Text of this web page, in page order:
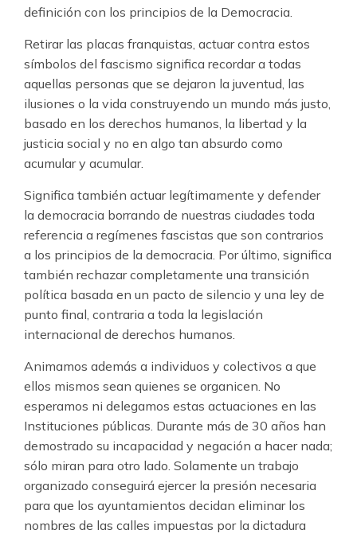
definición con los principios de la Democracia.
Retirar las placas franquistas, actuar contra estos
símbolos del fascismo significa recordar a todas
aquellas personas que se dejaron la juventud, las
ilusiones o la vida construyendo un mundo más justo,
basado en los derechos humanos, la libertad y la
justicia social y no en algo tan absurdo como
acumular y acumular.
Significa también actuar legítimamente y defender
la democracia borrando de nuestras ciudades toda
referencia a regímenes fascistas que son contrarios
a los principios de la democracia. Por último, significa
también rechazar completamente una transición
política basada en un pacto de silencio y una ley de
punto final, contraria a toda la legislación
internacional de derechos humanos.
Animamos además a individuos y colectivos a que
ellos mismos sean quienes se organicen. No
esperamos ni delegamos estas actuaciones en las
Instituciones públicas. Durante más de 30 años han
demostrado su incapacidad y negación a hacer nada;
sólo miran para otro lado. Solamente un trabajo
organizado conseguirá ejercer la presión necesaria
para que los ayuntamientos decidan eliminar los
nombres de las calles impuestas por la dictadura